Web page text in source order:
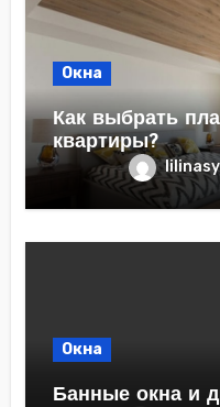
Окна
Как выбрать
квартиры?
Окна
Банные окна и